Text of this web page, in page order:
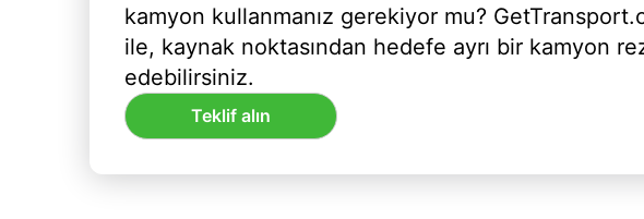
kamyon kullanmanız gerekiyor mu?
ile, kaynak noktasından hedefe ayrı bir kamyon
edebilirsiniz.
Teklif alın